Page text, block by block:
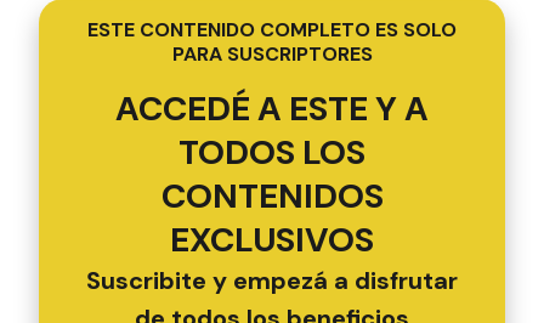
ESTE CONTENIDO COMPLETO ES SOLO
PARA SUSCRIPTORES
ACCEDÉ A ESTE Y A
TODOS LOS
CONTENIDOS
EXCLUSIVOS
Suscribite y empezá a disfrutar